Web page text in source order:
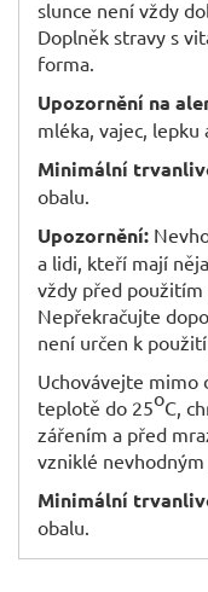
slunce není vždy
Doplněk stravy s
forma.
Upozornění na
mléka, vajec, lepku
Minimální
obalu.
Upozornění:
a lidi, kteří mají
vždy před použitím
Nepřekračujte
není určen k
Uchovávejte mimo
teplotě do 25oC,
zářením a před
vzniklé
Minimální
obalu.